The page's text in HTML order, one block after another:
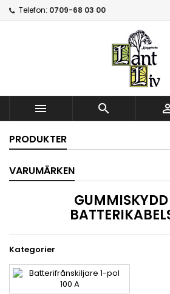
Telefon: 0709-68 03 00
 
PRODUKTER
VARUMÄRKEN
GUMMISKYDD
Kategorier